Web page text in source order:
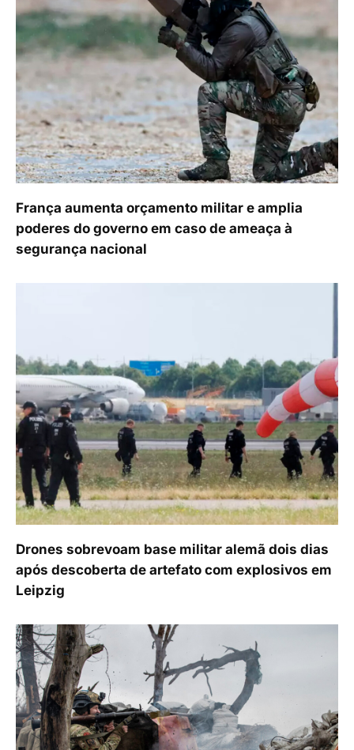
França aumenta orçamento militar e amplia
poderes do governo em caso de ameaça à
segurança nacional
Drones sobrevoam base militar alemã dois dias
após descoberta de artefato com explosivos em
Leipzig